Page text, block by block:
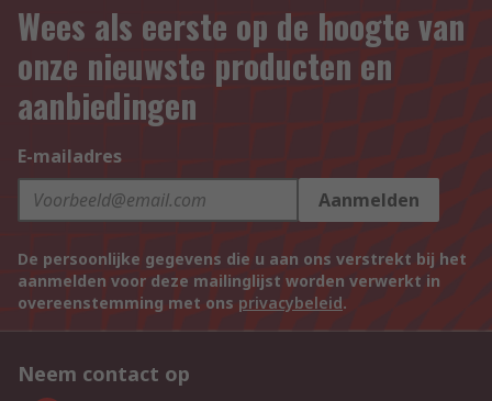
Wees als eerste op de hoogte van
onze nieuwste producten en
aanbiedingen
E-mailadres
Aanmelden
De persoonlijke gegevens die u aan ons verstrekt bij het
aanmelden voor deze mailinglijst worden verwerkt in
overeenstemming met ons privacybeleid.
Neem contact op